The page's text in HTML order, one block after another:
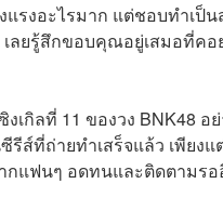
งอะไรมาก แต่ชอบทำเป็น
ลยรู้สึกขอบคุณอยู่เสมอที่ค
กิลที่ 11 ของวง BNK48 อย่
ส์ที่ถ่ายทำเสร็จแล้ว เพียง
กแฟนๆ อดทนและติดตามร